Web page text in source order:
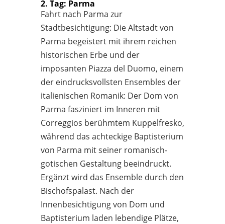
2. Tag: Parma
Fahrt nach Parma zur
Stadtbesichtigung: Die Altstadt von
Parma begeistert mit ihrem reichen
historischen Erbe und der
imposanten Piazza del Duomo, einem
der eindrucksvollsten Ensembles der
italienischen Romanik: Der Dom von
Parma fasziniert im Inneren mit
Correggios berühmtem Kuppelfresko,
während das achteckige Baptisterium
von Parma mit seiner romanisch-
gotischen Gestaltung beeindruckt.
Ergänzt wird das Ensemble durch den
Bischofspalast. Nach der
Innenbesichtigung von Dom und
Baptisterium laden lebendige Plätze,